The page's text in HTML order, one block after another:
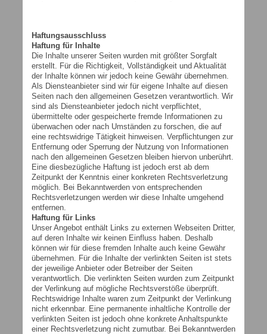
Haftungsausschluss
Haftung für Inhalte
Die Inhalte unserer Seiten wurden mit größter Sorgfalt
erstellt. Für die Richtigkeit, Vollständigkeit und Aktualität
der Inhalte können wir jedoch keine Gewähr übernehmen.
Als Diensteanbieter sind wir für eigene Inhalte auf diesen
Seiten nach den allgemeinen Gesetzen verantwortlich. Wir
sind als Diensteanbieter jedoch nicht verpflichtet,
übermittelte oder gespeicherte fremde Informationen zu
überwachen oder nach Umständen zu forschen, die auf
eine rechtswidrige Tätigkeit hinweisen. Verpflichtungen zur
Entfernung oder Sperrung der Nutzung von Informationen
nach den allgemeinen Gesetzen bleiben hiervon unberührt.
Eine diesbezügliche Haftung ist jedoch erst ab dem
Zeitpunkt der Kenntnis einer konkreten Rechtsverletzung
möglich. Bei Bekanntwerden von entsprechenden
Rechtsverletzungen werden wir diese Inhalte umgehend
entfernen.
Haftung für Links
Unser Angebot enthält Links zu externen Webseiten Dritter,
auf deren Inhalte wir keinen Einfluss haben. Deshalb
können wir für diese fremden Inhalte auch keine Gewähr
übernehmen. Für die Inhalte der verlinkten Seiten ist stets
der jeweilige Anbieter oder Betreiber der Seiten
verantwortlich. Die verlinkten Seiten wurden zum Zeitpunkt
der Verlinkung auf mögliche Rechtsverstöße überprüft.
Rechtswidrige Inhalte waren zum Zeitpunkt der Verlinkung
nicht erkennbar. Eine permanente inhaltliche Kontrolle der
verlinkten Seiten ist jedoch ohne konkrete Anhaltspunkte
einer Rechtsverletzung nicht zumutbar. Bei Bekanntwerden